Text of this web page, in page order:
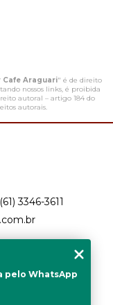
Cafe Araguari" é de direito
nossos links, é proibida
autoral – artigo 184 do
autorais.
3346-3611
Sul
520
pelo WhatsApp